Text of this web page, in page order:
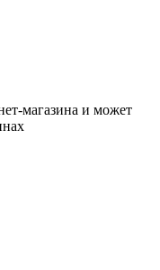
магазина и может